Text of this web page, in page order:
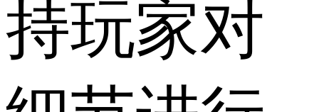
持玩家对